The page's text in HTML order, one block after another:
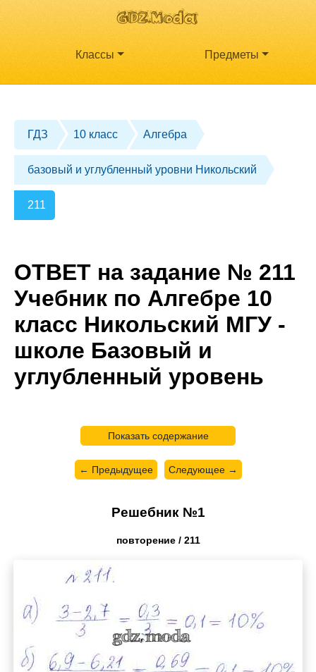
Классы Предметы
ГДЗ 10 класс Алгебра
базовый и углубленный уровни Никольский
211
ОТВЕТ на задание № 211
Учебник по Алгебре 10
класс Никольский МГУ -
школе Базовый и
углубленный уровень
Показать содержание
← Предыдущее Следующее →
Решебник №1
повторение / 211